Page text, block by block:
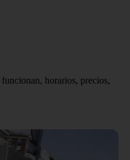
horarios, precios,